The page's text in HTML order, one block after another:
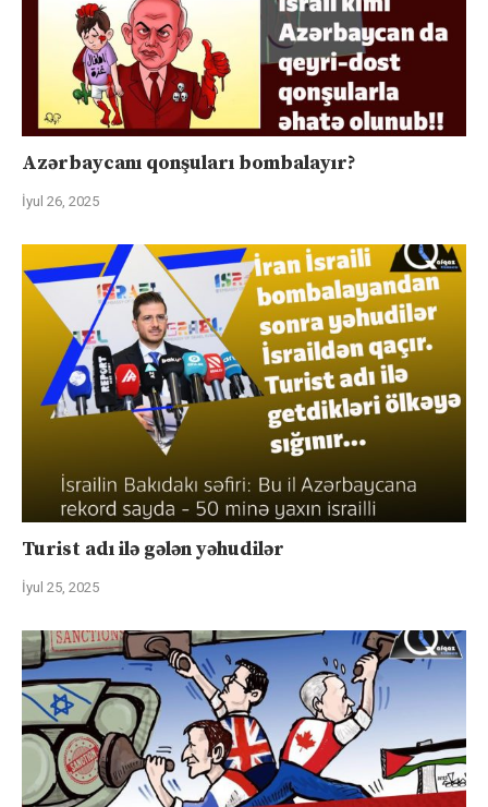
Azərbaycanı qonşuları bombalayır?
İyul 26, 2025
Turist adı ilə gələn yəhudilər
İyul 25, 2025